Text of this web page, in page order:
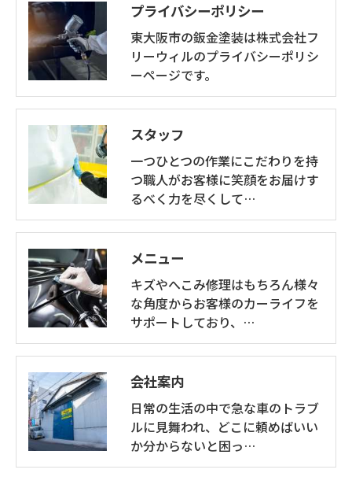
プライバシーポリシー
東大阪市の鈑金塗装は株式会社フ
リーウィルのプライバシーポリシ
ーページです。
スタッフ
一つひとつの作業にこだわりを持
つ職人がお客様に笑顔をお届けす
るべく力を尽くして…
メニュー
キズやへこみ修理はもちろん様々
な角度からお客様のカーライフを
サポートしており、…
会社案内
日常の生活の中で急な車のトラブ
ルに見舞われ、どこに頼めばいい
か分からないと困っ…